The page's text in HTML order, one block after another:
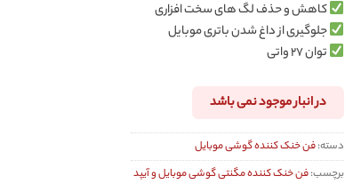
کاهش و حذف لگ های سخت افزاری
جلوگیری از داغ شدن باتری موبایل
توان ۲۷ واتی
در انبار موجود نمی باشد
دسته:فن خنک کننده گوشی موبایل
برچسب:فن خنک کننده مگنتی گوشی موبایل و آیپد